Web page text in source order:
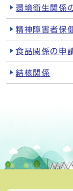
環境衛生関係
精神障害者保
食品関係の申
結核関係